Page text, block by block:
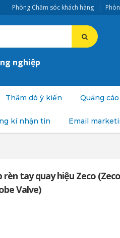
Phòng Chăm sóc khách hàng
nghiệp
Thăm dò ý kiến Quảng cáo
kí nhận tin Email
rèn tay quay hiệu Zeco
Valve)